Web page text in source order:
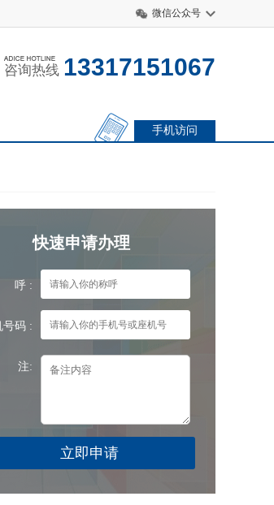
微信公众号
咨询热线 13317151067
手机访问
快速申请办理
呼 :
号码 :
注: